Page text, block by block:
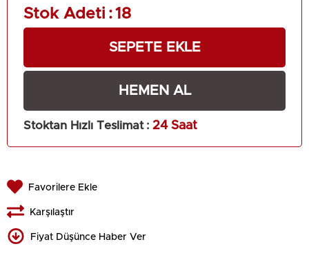
Stok Adeti :18
Stoktan Hızlı Teslimat : 24 Saat
Favorilere Ekle
Karşılaştır
Fiyat Düşünce Haber Ver